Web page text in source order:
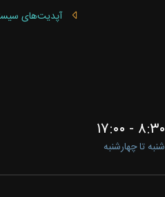
آپدیت‌های
۸:۳۰ - ۱۷:۰۰
شنبه تا چهارشنبه